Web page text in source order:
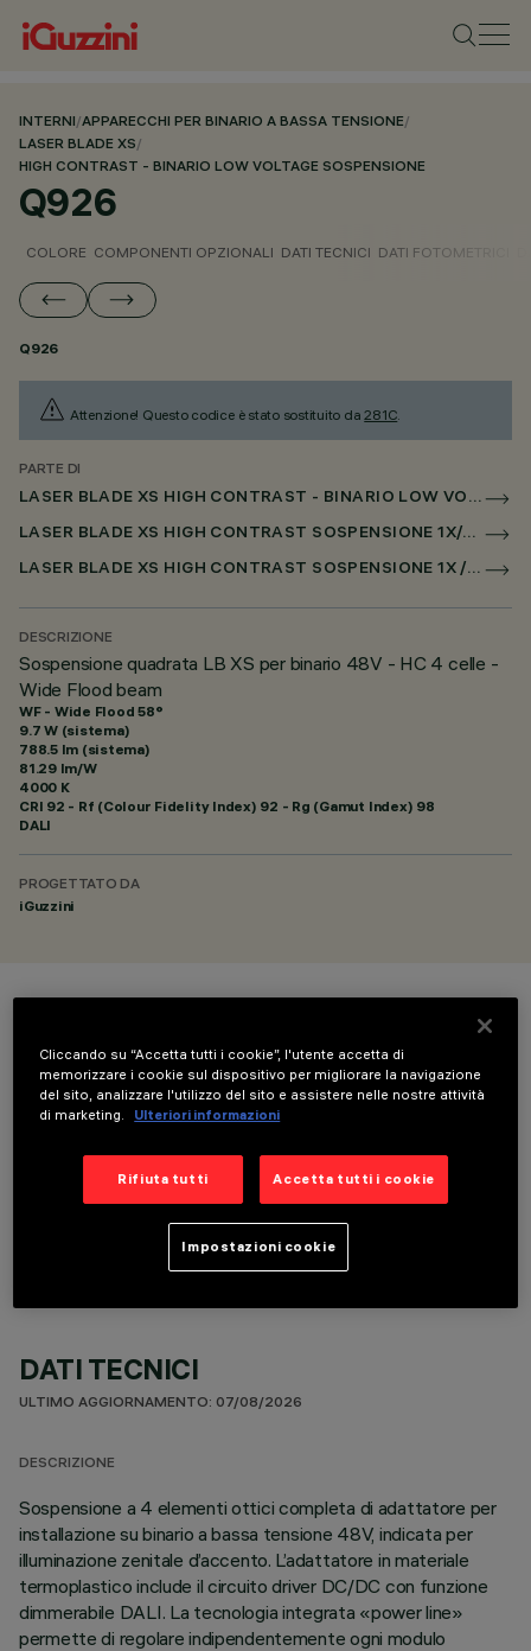
INTERNI/APPARECCHI PER BINARIO A BASSA TENSIONE/
LASER BLADE XS/
HIGH CONTRAST - BINARIO LOW VOLTAGE SOSPENSIONE
Q926
COLORE COMPONENTI OPZIONALI DATI TECNICI DATI FOTOMETRICI
Q926
Attenzione! Questo codice è stato sostituito da281C.
PARTE DI
LASER BLADE XS HIGH CONTRAST - BINARIO LOW VOLTAGE SOSPENSIONE
LASER BLADE XS HIGH CONTRAST SOSPENSIONE 1X/4X/9X PER BINARIO LOW VOLTAGE DALI POWERLINE
LASER BLADE XS HIGH CONTRAST SOSPENSIONE 1X / 4X / 9X PER SUPERRAIL DALI POWERLINE
DESCRIZIONE
Sospensione quadrata LB XS per binario 48V - HC 4 celle -
Wide Flood beam
WF - Wide Flood 58°
9.7 W (sistema)
788.5 lm (sistema)
81.29 lm/W
4000 K
CRI 92 - Rf (Colour Fidelity Index) 92 - Rg (Gamut Index) 98
DALI
PROGETTATO DA
iGuzzini
COMPONENTI OPZIONALI
DATI TECNICI
ULTIMO AGGIORNAMENTO: 07/08/2026
DESCRIZIONE
Sospensione a 4 elementi ottici completa di adattatore per
installazione su binario a bassa tensione 48V, indicata per
illuminazione zenitale d’accento. L’adattatore in materiale
termoplastico include il circuito driver DC/DC con funzione
dimmerabile DALI. La tecnologia integrata «power line»
permette di regolare indipendentemente ogni modulo
Cliccando su “Accetta tutti i cookie”, l'utente accetta di
memorizzare i cookie sul dispositivo per migliorare la navigazione
del sito, analizzare l'utilizzo del sito e assistere nelle nostre attività
di marketing.
Ulteriori informazioni
Rifiuta tutti Accetta tutti i cookie
Impostazioni cookie